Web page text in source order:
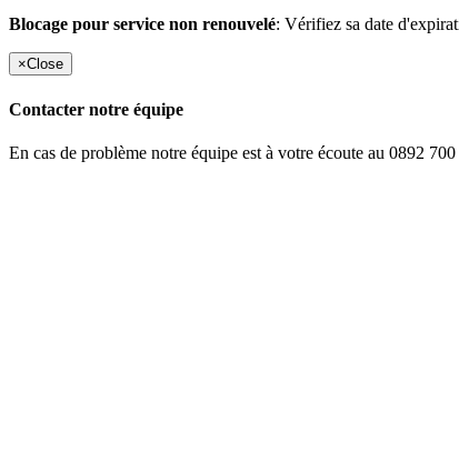
Blocage pour service non renouvelé: Vérifiez sa date
×Close
Contacter notre équipe
En cas de problème notre équipe est à votre écoute au 0892